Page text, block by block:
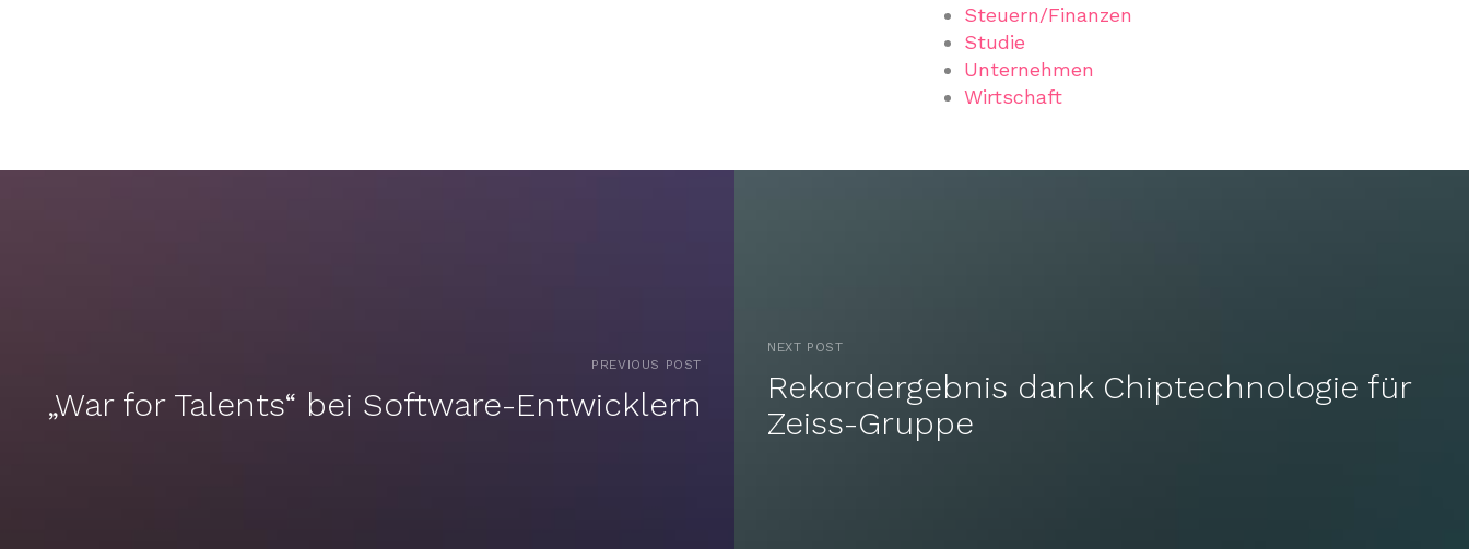
Steuern/Finanzen
Studie
Unternehmen
Wirtschaft
PREVIOUS POST
„War for Talents“ bei Software-Entwicklern
NEXT POST
Rekordergebnis dank Chiptechnologie für
Zeiss-Gruppe